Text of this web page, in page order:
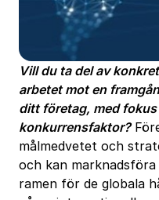
Vill du ta del av
arbetet mot en
ditt företag, med
konkurrensfaktor?
målmedvetet och
och kan
ramen för de globala